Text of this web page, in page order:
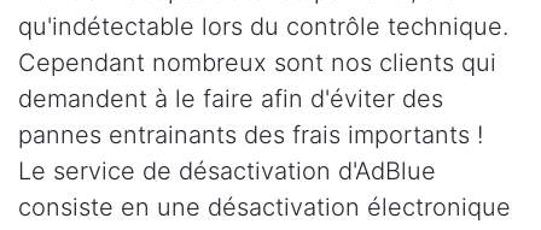
qu'indétectable lors du contrôle technique.
Cependant nombreux sont nos clients qui
demandent à le faire afin d'éviter des
pannes entrainants des frais importants !
Le service de désactivation d'AdBlue
consiste en une désactivation électronique